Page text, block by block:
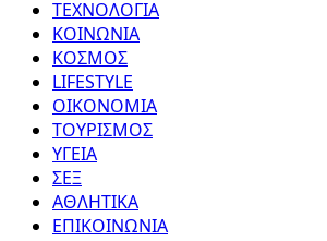
ΤΕΧΝΟΛΟΓΙΑ
ΚΟΙΝΩΝΙΑ
ΚΟΣΜΟΣ
LIFESTYLE
ΟΙΚΟΝΟΜΙΑ
ΤΟΥΡΙΣΜΟΣ
ΥΓΕΙΑ
ΣΕΞ
ΑΘΛΗΤΙΚΑ
ΕΠΙΚΟΙΝΩΝΙΑ